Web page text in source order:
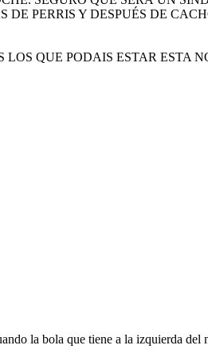
PERRIS Y DESPUÉS DE
LOS QUE PODAIS ESTAR
la bola que tiene a la izquierda del